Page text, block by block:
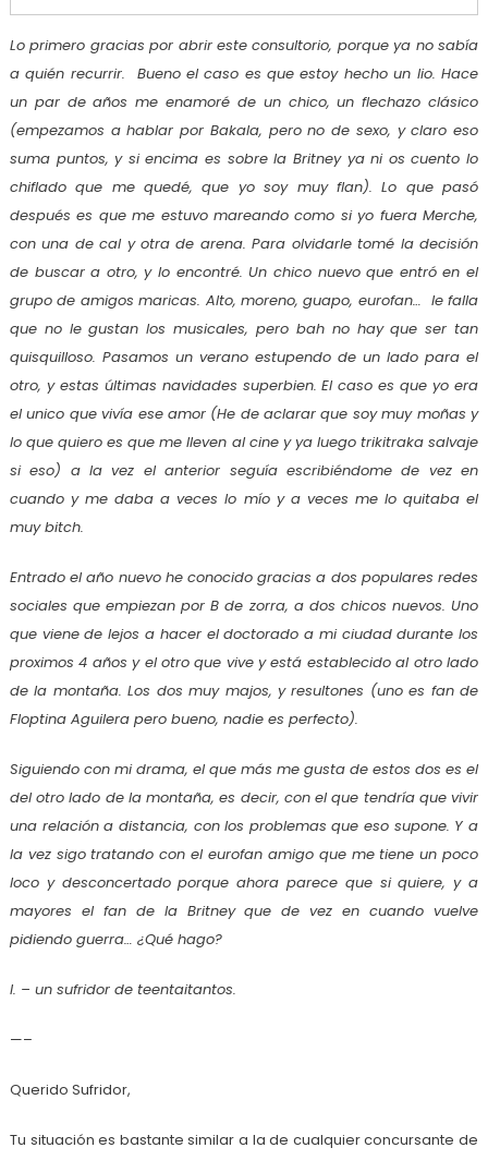
Lo primero gracias por abrir este consultorio, porque ya no sabía
a quién recurrir. Bueno el caso es que estoy hecho un lio. Hace
un par de años me enamoré de un chico, un flechazo clásico
(empezamos a hablar por Bakala, pero no de sexo, y claro eso
suma puntos, y si encima es sobre la Britney ya ni os cuento lo
chiflado que me quedé, que yo soy muy flan). Lo que pasó
después es que me estuvo mareando como si yo fuera Merche,
con una de cal y otra de arena. Para olvidarle tomé la decisión
de buscar a otro, y lo encontré. Un chico nuevo que entró en el
grupo de amigos maricas. Alto, moreno, guapo, eurofan… le falla
que no le gustan los musicales, pero bah no hay que ser tan
quisquilloso. Pasamos un verano estupendo de un lado para el
otro, y estas últimas navidades superbien. El caso es que yo era
el unico que vivía ese amor (He de aclarar que soy muy moñas y
lo que quiero es que me lleven al cine y ya luego trikitraka salvaje
si eso) a la vez el anterior seguía escribiéndome de vez en
cuando y me daba a veces lo mío y a veces me lo quitaba el
muy bitch.
Entrado el año nuevo he conocido gracias a dos populares redes
sociales que empiezan por B de zorra, a dos chicos nuevos. Uno
que viene de lejos a hacer el doctorado a mi ciudad durante los
proximos 4 años y el otro que vive y está establecido al otro lado
de la montaña. Los dos muy majos, y resultones (uno es fan de
Floptina Aguilera pero bueno, nadie es perfecto).
Siguiendo con mi drama, el que más me gusta de estos dos es el
del otro lado de la montaña, es decir, con el que tendría que vivir
una relación a distancia, con los problemas que eso supone. Y a
la vez sigo tratando con el eurofan amigo que me tiene un poco
loco y desconcertado porque ahora parece que si quiere, y a
mayores el fan de la Britney que de vez en cuando vuelve
pidiendo guerra… ¿Qué hago?
I. – un sufridor de teentaitantos.
—–
Querido Sufridor,
Tu situación es bastante similar a la de cualquier concursante de